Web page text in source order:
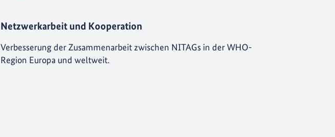
Netzwerkarbeit und Kooperation
Verbesserung der Zusammenarbeit zwischen NITAGs in der WHO-
Region Europa und weltweit.